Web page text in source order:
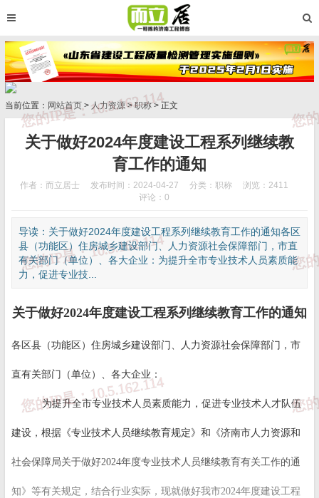
当前位置： 网站首页 > 人力资源>职称> 正文
关于做好2024年度建设工程系列继续教
育工作的通知
作者：而立居士 发布时间：2024-04-27 分类： 职称
浏览：2411
评论：0
导读：关于做好2024年度建设工程系列继续教育工作的通知各区
县（功能区）住房城乡建设部门、人力资源社会保障部门，市直
有关部门（单位）、各大企业：为提升全市专业技术人员素质能
力，促进专业技...
关于做好2024年度建设工程系列继续教育工作的通知
各区县（功能区）住房城乡建设部门、人力资源社会保障部门，市
直有关部门（单位）、各大企业：
为提升全市专业技术人员素质能力，促进专业技术人才队伍
建设，根据《专业技术人员继续教育规定》和《济南市人力资源和
社会保障局关于做好2024年度专业技术人员继续教育有关工作的通
知》等有关规定，结合行业实际，现就做好我市2024年度建设工程